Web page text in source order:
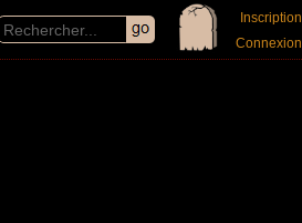
Inscription
Connexion